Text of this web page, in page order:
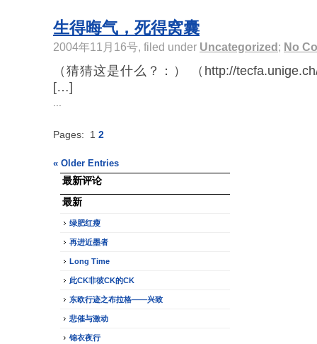
生得晦气，死得窝囊
2004年11月16号, filed under Uncategorized ; No
（猜猜这是什么？：） （http://
[…]
Pages: 1 2
« Older Entries
最新评论
最新
绿肥红瘦
再进近墨者
Long Time
此CK非彼CK的CK
东欧行迹之布拉格——兴致
悲催与激动
锦衣夜行